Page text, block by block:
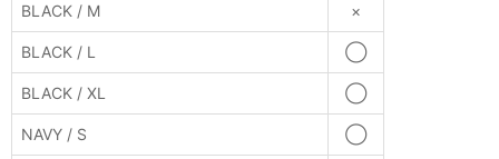
BLACK / M ×
BLACK / L ◯
BLACK / XL ◯
NAVY / S ◯